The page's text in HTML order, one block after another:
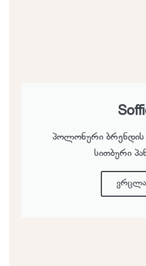
პოლონური ბრენდის
სითბური